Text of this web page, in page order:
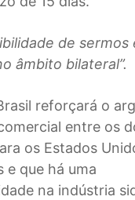
de sermos
âmbito bilateral”.
reforçará o
entre os
os Estados
e que há uma
na indústria